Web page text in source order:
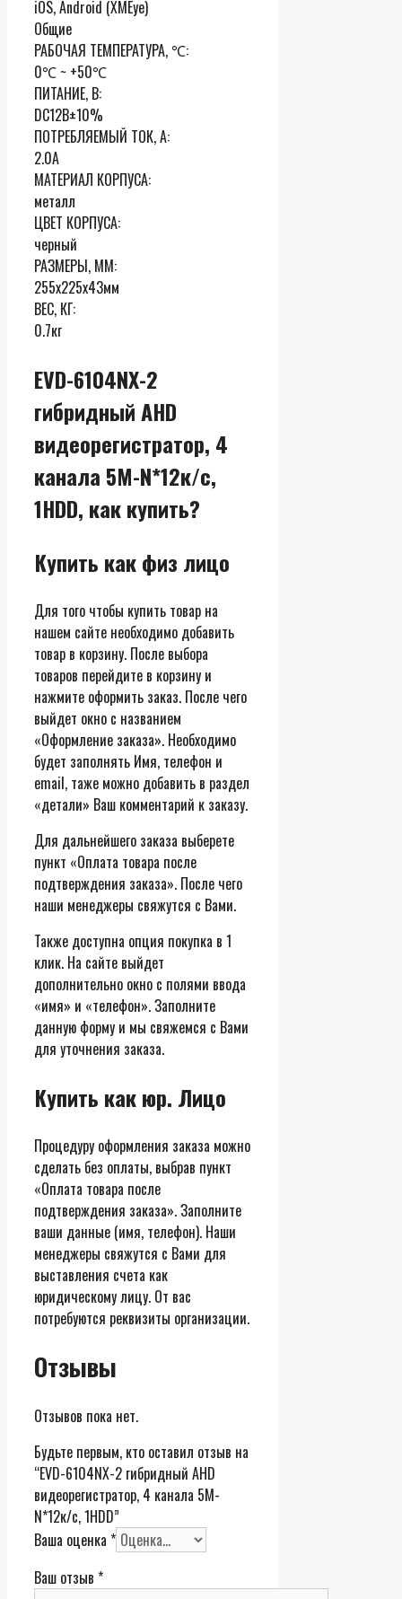
iOS, Android (XMEye)
Общие
РАБОЧАЯ ТЕМПЕРАТУРА, ℃:
0℃ ~ +50℃
ПИТАНИЕ, В:
DC12В±10%
ПОТРЕБЛЯЕМЫЙ ТОК, А:
2.0А
МАТЕРИАЛ КОРПУСА:
металл
ЦВЕТ КОРПУСА:
черный
РАЗМЕРЫ, ММ:
255x225x43мм
ВЕС, КГ:
0.7кг
EVD-6104NX-2
гибридный AHD
видеорегистратор, 4
канала 5M-N*12к/с,
1HDD, как купить?
Купить как физ лицо
Для того чтобы купить товар на
нашем сайте необходимо добавить
товар в корзину. После выбора
товаров перейдите в корзину и
нажмите оформить заказ. После чего
выйдет окно с названием
«Оформление заказа». Необходимо
будет заполнять Имя, телефон и
email, таже можно добавить в раздел
«детали» Ваш комментарий к заказу.
Для дальнейшего заказа выберете
пункт «Оплата товара после
подтверждения заказа». После чего
наши менеджеры свяжутся с Вами.
Также доступна опция покупка в 1
клик. На сайте выйдет
дополнительно окно с полями ввода
«имя» и «телефон». Заполните
данную форму и мы свяжемся с Вами
для уточнения заказа.
Купить как юр. Лицо
Процедуру оформления заказа можно
сделать без оплаты, выбрав пункт
«Оплата товара после
подтверждения заказа». Заполните
ваши данные (имя, телефон). Наши
менеджеры свяжутся с Вами для
выставления счета как
юридическому лицу. От вас
потребуются реквизиты организации.
Отзывы
Отзывов пока нет.
Будьте первым, кто оставил отзыв на
“EVD-6104NX-2 гибридный AHD
видеорегистратор, 4 канала 5M-
N*12к/с, 1HDD”
Ваша оценка *
Ваш отзыв *